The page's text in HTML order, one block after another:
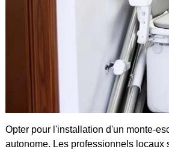
Opter pour l'installation d'un monte-
autonome. Les professionnels